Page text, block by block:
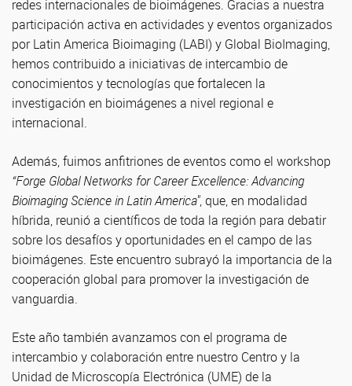
redes internacionales de bioimágenes. Gracias a nuestra
participación activa en actividades y eventos organizados
por Latin America Bioimaging (LABI) y Global BioImaging,
hemos contribuido a iniciativas de intercambio de
conocimientos y tecnologías que fortalecen la
investigación en bioimágenes a nivel regional e
internacional.
Además, fuimos anfitriones de eventos como el workshop
“Forge Global Networks for Career Excellence: Advancing
Bioimaging Science in Latin America", que, en modalidad
híbrida, reunió a científicos de toda la región para debatir
sobre los desafíos y oportunidades en el campo de las
bioimágenes. Este encuentro subrayó la importancia de la
cooperación global para promover la investigación de
vanguardia.
Este año también avanzamos con el programa de
intercambio y colaboración entre nuestro Centro y la
Unidad de Microscopía Electrónica (UME) de la